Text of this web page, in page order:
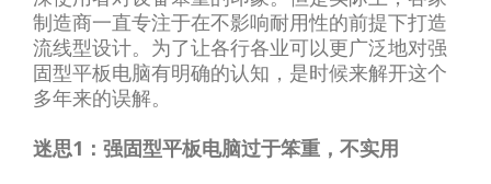
制造商一直专注于在不影响耐用性的前提下打造
流线型设计。为了让各行各业可以更广泛地对强
固型平板电脑有明确的认知，是时候来解开这个
多年来的误解。
迷思1：强固型平板电脑过于笨重，不实用